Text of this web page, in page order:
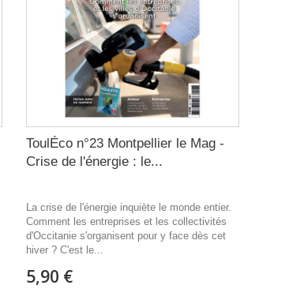
ToulÉco n°23 Montpellier le Mag -
Crise de l'énergie : le...
La crise de l'énergie inquiète le monde entier.
Comment les entreprises et les collectivités
d'Occitanie s'organisent pour y face dès cet
hiver ? C'est le...
5,90 €